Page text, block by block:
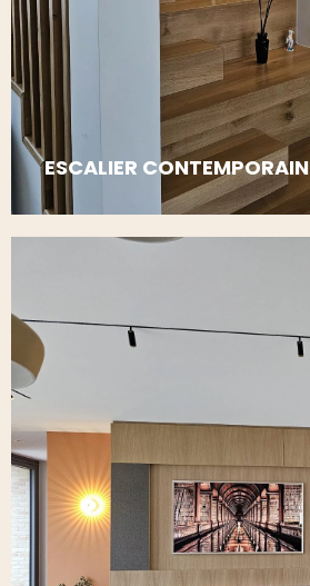
ESCALIER CONTEMPORAIN